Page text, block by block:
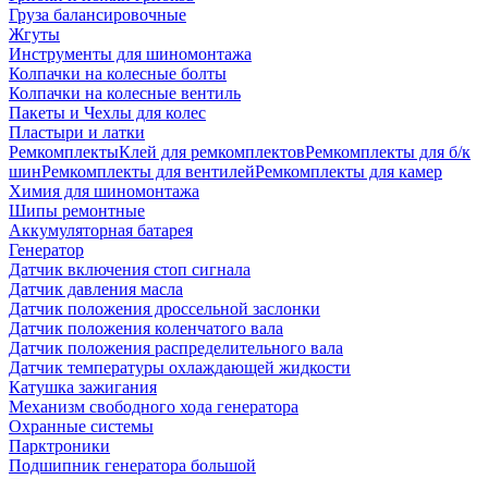
Груза балансировочные
Жгуты
Инструменты для шиномонтажа
Колпачки на колесные болты
Колпачки на колесные вентиль
Пакеты и Чехлы для колес
Пластыри и латки
РемкомплектыКлей для ремкомплектовРемкомплекты для б/к
шинРемкомплекты для вентилейРемкомплекты для камер
Химия для шиномонтажа
Шипы ремонтные
Аккумуляторная батарея
Генератор
Датчик включения стоп сигнала
Датчик давления масла
Датчик положения дроссельной заслонки
Датчик положения коленчатого вала
Датчик положения распределительного вала
Датчик температуры охлаждающей жидкости
Катушка зажигания
Механизм свободного хода генератора
Охранные системы
Парктроники
Подшипник генератора большой